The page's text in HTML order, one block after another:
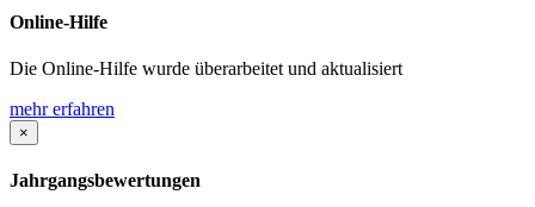
Online-Hilfe
Die Online-Hilfe wurde überarbeitet und aktualisiert
mehr erfahren
×
Jahrgangsbewertungen